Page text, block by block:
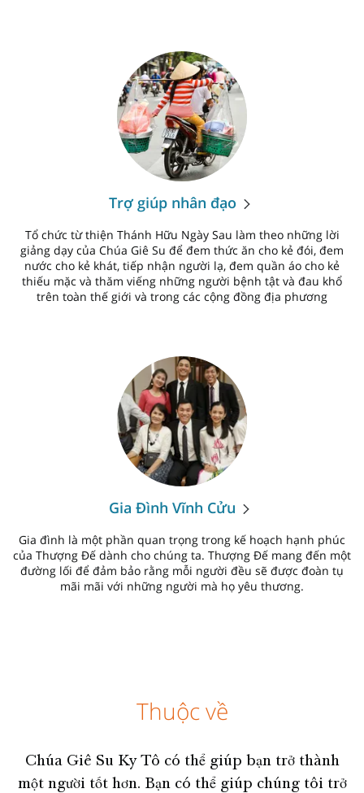
Trợ giúp nhân đạo
Tổ chức từ thiện Thánh Hữu Ngày Sau làm theo những lời
giảng dạy của Chúa Giê Su để đem thức ăn cho kẻ đói, đem
nước cho kẻ khát, tiếp nhận người lạ, đem quần áo cho kẻ
thiếu mặc và thăm viếng những người bệnh tật và đau khổ
trên toàn thế giới và trong các cộng đồng địa phương
Gia Đình Vĩnh Cửu
Gia đình là một phần quan trọng trong kế hoạch hạnh phúc
của Thượng Đế dành cho chúng ta. Thượng Đế mang đến một
đường lối để đảm bảo rằng mỗi người đều sẽ được đoàn tụ
mãi mãi với những người mà họ yêu thương.
Thuộc về
Chúa Giê Su Ky Tô có thể giúp bạn trở thành
một người tốt hơn. Bạn có thể giúp chúng tôi trở